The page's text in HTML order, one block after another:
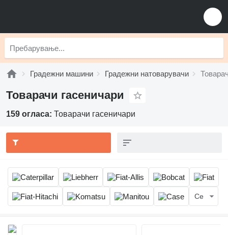
Градежни машини Градежни натоварувачи
Товарачи гасеничари
159 огласа: Товарачи гасеничари
Се